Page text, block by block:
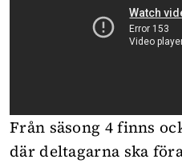
Från säsong 4 finns
där deltagarna ska